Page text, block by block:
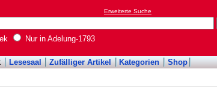
Erweiterte Suche
Nur in Adelung-1793
Lesesaal Zufälliger Artikel Kategorien Shop